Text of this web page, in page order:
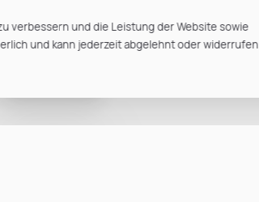
verbessern und die Leistung der Website sowie
und kann jederzeit abgelehnt oder widerrufen